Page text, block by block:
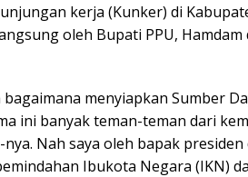
kerja (Kunker) di
oleh Bupati PPU,
menyiapkan Sumber
ini banyak teman-teman dari
Nah saya oleh bapak
Ibukota Negara (IKN)